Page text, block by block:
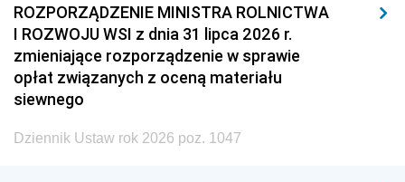
ROZPORZĄDZENIE MINISTRA ROLNICTWA
I ROZWOJU WSI z dnia 31 lipca 2026 r.
zmieniające rozporządzenie w sprawie
opłat związanych z oceną materiału
siewnego
Dziennik Ustaw rok 2026 poz. 1047